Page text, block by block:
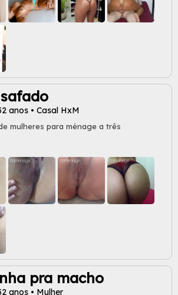
anos • Casal HxM
mulheres para ménage a três
pra macho
anos • Mulher